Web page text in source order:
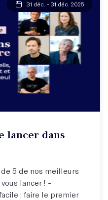
31 déc. - 31 déc. 2025
lancer dans
5 de nos meilleurs
lancer​​ ! -
: faire le premier